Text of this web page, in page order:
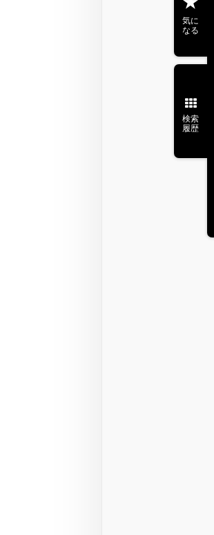
気に
なる
検索
履歴